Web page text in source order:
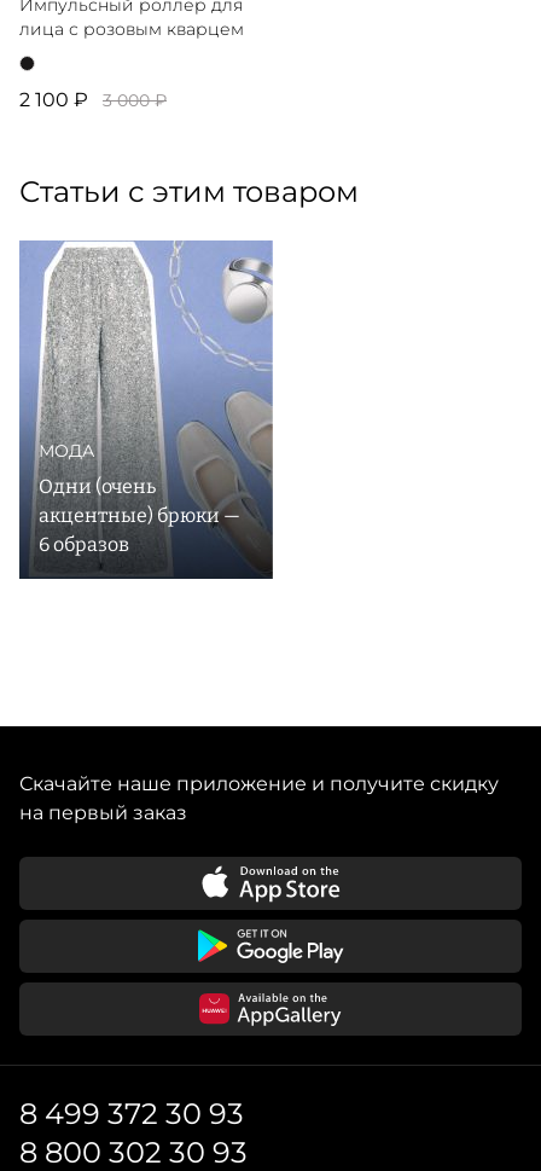
Импульсный роллер для
лица с розовым кварцем
2 100 ₽ 3 000 ₽
Статьи с этим товаром
МОДА
Одни (очень
акцентные) брюки —
6 образов
Скачайте наше приложение и получите скидку
на первый заказ
8 499 372 30 93
8 800 302 30 93